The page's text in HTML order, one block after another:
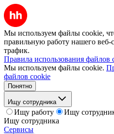
Мы используем файлы cookie,
правильную работу нашего веб-
трафик.
Правила использования файлов
Мы используем файлы cookie.
файлов cookie
Понятно
Ищу сотрудника
Ищу работу
Ищу
Ищу сотрудника
Сервисы